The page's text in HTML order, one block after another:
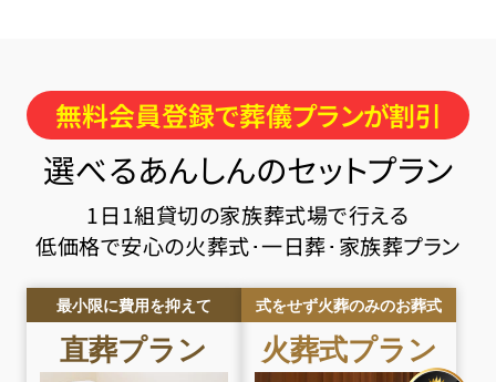
無料会員登録で葬儀プランが割引
選べるあんしんのセットプラン
1日1組貸切の家族葬式場で行える
低価格で安心の火葬式･一日葬･家族葬プラン
最小限に費用を抑えて
直葬プラン
式をせず火葬のみのお葬式
火葬式プラン